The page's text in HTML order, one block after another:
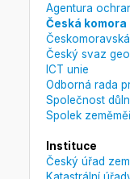
Agentura
Česká komora
Český svaz
ICT unie
Odborná rada
Společnost
Spolek
Instituce
Český úřad